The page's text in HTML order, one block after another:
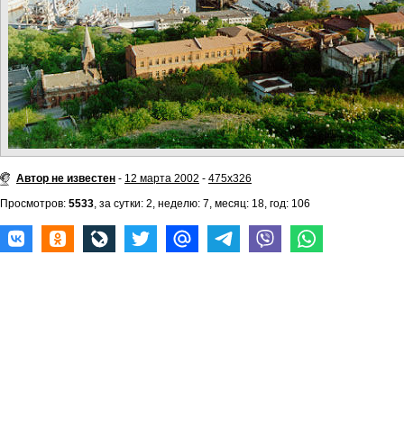
Автор не известен - 12 марта 2002 - 475x326
Просмотров: 5533, за сутки: 2, неделю: 7, месяц: 18, год: 106